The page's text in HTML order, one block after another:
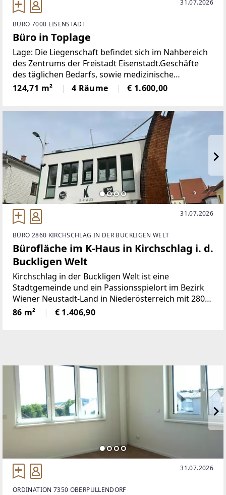
31.07.2026
BÜRO 7000 EISENSTADT
Büro in Toplage
Lage: Die Liegenschaft befindet sich im Nahbereich
des Zentrums der Freistadt Eisenstadt.Geschäfte
des täglichen Bedarfs, sowie medizinische
Versorgung, als auch öffentliche
Verkehrsmittelrasch erreichbar. Der Anschluß zur
124,71 m² 4 Räume € 1.600,00
31.07.2026
BÜRO 2860 KIRCHSCHLAG IN DER BUCKLIGEN WELT
Bürofläche im K-Haus in Kirchschlag i. d.
Buckligen Welt
Kirchschlag in der Buckligen Welt ist eine
Stadtgemeinde und ein Passionsspielort im Bezirk
Wiener Neustadt-Land in Niederösterreich mit 2801
Einwohnern (Stand 1. Jänner 2023). Im Zentrum der
Stadtgemeinde befindet sich das zu vermietende
86 m² € 1.406,90
31.07.2026
ORDINATION 7350 OBERPULLENDORF